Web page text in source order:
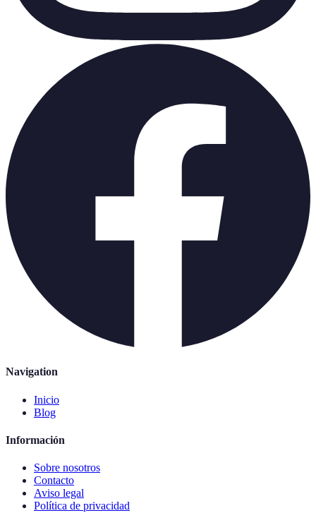
Navigation
Inicio
Blog
Información
Sobre nosotros
Contacto
Aviso legal
Política de privacidad